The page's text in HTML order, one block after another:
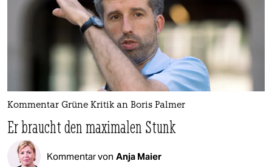
Kommentar Grüne Kritik an Boris Palmer
Er braucht den maximalen Stunk
Kommentar von Anja Maier